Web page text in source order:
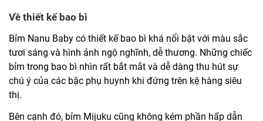
Về thiết kế bao bì
Bỉm Nanu Baby có thiết kế bao bì khá nổi bật với màu sắc
tươi sáng và hình ảnh ngộ nghĩnh, dễ thương. Những chiếc
bỉm trong bao bì nhìn rất bắt mắt và dễ dàng thu hút sự
chú ý của các bậc phụ huynh khi đứng trên kệ hàng siêu
thị.
Bên cạnh đó, bỉm Mijuku cũng không kém phần hấp dẫn